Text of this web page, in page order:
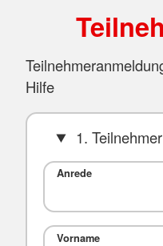
Hilfe
1. Teilnehmer
Anrede
Vorname